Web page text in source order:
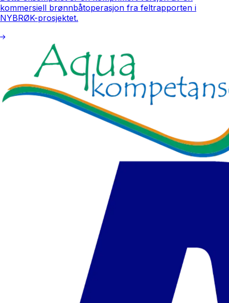
kommersiell brønnbåtoperasjon fra feltrapporten i
NYBRØK-prosjektet.